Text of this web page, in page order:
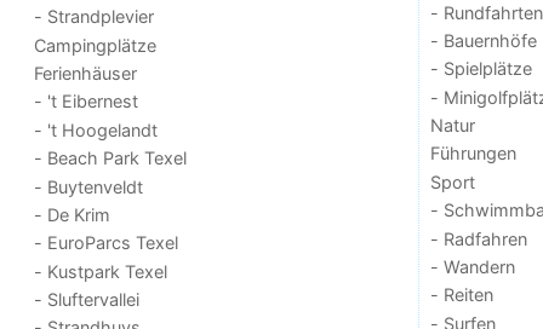
- Strandplevier
Campingplätze
Ferienhäuser
- 't Eibernest
- 't Hoogelandt
- Beach Park Texel
- Buytenveldt
- De Krim
- EuroParcs Texel
- Kustpark Texel
- Sluftervallei
- Rundfahrten
- Bauernhöfe
- Spielplätze
-
Natur
Führungen
Sport
-
- Radfahren
- Wandern
- Reiten
- Surfen